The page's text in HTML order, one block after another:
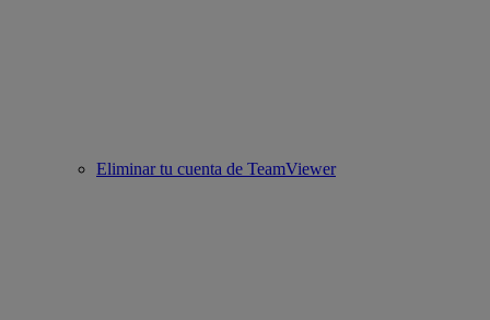
Eliminar tu cuenta de TeamViewer